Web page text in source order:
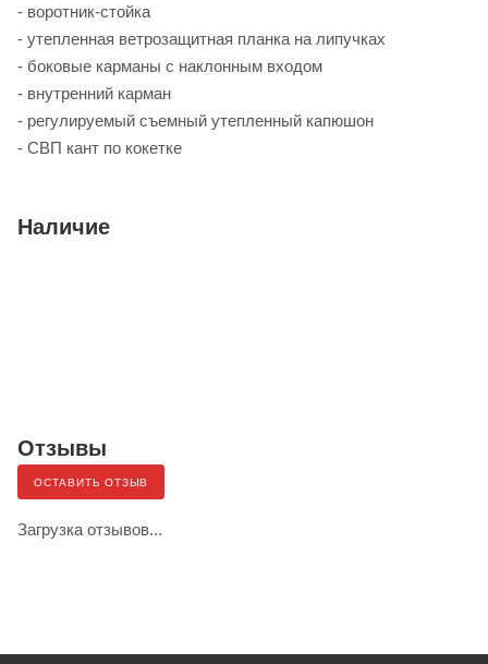
- воротник-стойка
- утепленная ветрозащитная планка на липучках
- боковые карманы с наклонным входом
- внутренний карман
- регулируемый съемный утепленный капюшон
- СВП кант по кокетке
Наличие
Отзывы
ОСТАВИТЬ ОТЗЫВ
Загрузка отзывов...